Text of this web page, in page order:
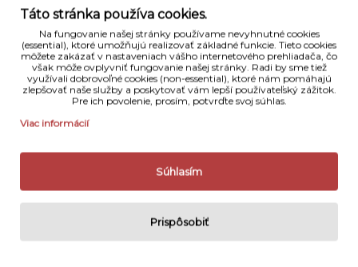
skladovateľnosťou až 7 rokov. Ich pracovná teplota
je od -20° C do +54° C.
Uvedená cena je za balenie, ktoré obsahuje 12 ks.
Detaily
Typ produktu
Kapacita
1800 mAh
Táto stránka používa cookies.
Na fungovanie našej stránky používame nevyhnutné cookies
(essential), ktoré umožňujú realizovať základné funkcie. Tieto cookies
môžete zakázať v nastaveniach vášho internetového prehliadača, čo
však môže ovplyvniť fungovanie našej stránky. Radi by sme tiež
využívali dobrovoľné cookies (non-essential), ktoré nám pomáhajú
zlepšovať naše služby a poskytovať vám lepší používateľský zážitok.
Pre ich povolenie, prosím, potvrďte svoj súhlas.
Viac informácií
Súhlasím
Prispôsobiť